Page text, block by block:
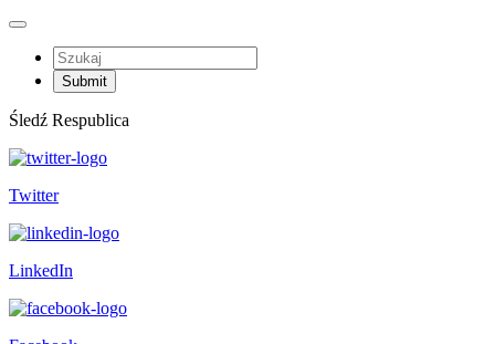
Śledź Respublica
Twitter
LinkedIn